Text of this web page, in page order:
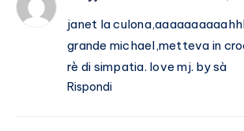
janet la
grande michael,metteva in
rè di simpatia. love mj. by sà
Rispondi